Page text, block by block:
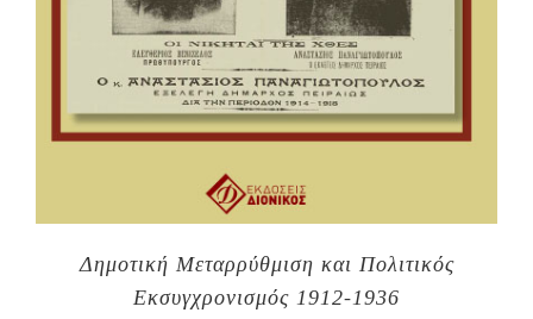
Δημοτική Μεταρρύθμιση και Πολιτικός
Εκσυγχρονισμός 1912-1936